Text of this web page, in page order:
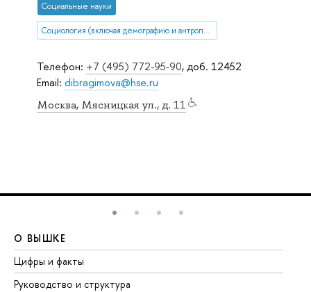
Телефон: +7 (495) 772-95-90, доб. 12452
Email: dibragimova@hse.ru
Москва, Мясницкая ул., д. 11
Социальные науки
Социология (включая демографию и антропологию)
О ВЫШКЕ
Цифры и факты
Руководство и структура